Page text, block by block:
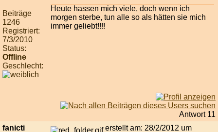
Beiträge
1246
Registriert:
7/3/2010
Status:
Offline
Geschlecht:
Heute hassen mich viele, doch wenn ich
morgen sterbe, tun alle so als hätten sie mich
immer geliebt!!!!
Antwort 11
fanicti
erstellt am: 28/2/2012 um